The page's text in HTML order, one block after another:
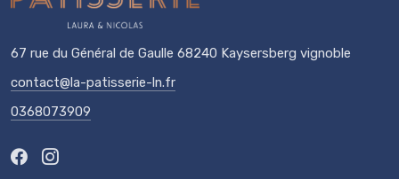
67 rue du Général de Gaulle 68240 Kaysersberg vignoble
contact@la-patisserie-ln.fr
0368073909